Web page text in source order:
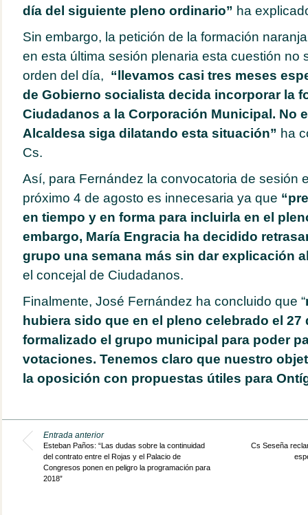
día del siguiente pleno ordinario” ha
Sin embargo, la petición de la formación
en esta última sesión plenaria esta cuestión no
orden del día, “llevamos casi tres meses
de Gobierno socialista decida incorporar la
Ciudadanos a la Corporación Municipal. No
Alcaldesa siga dilatando esta situación” ha
Cs.
Así, para Fernández la convocatoria de sesión
próximo 4 de agosto es innecesaria ya que
en tiempo y en forma para incluirla en el
embargo, María Engracia ha decidido
grupo una semana más sin dar explicación
el concejal de Ciudadanos.
Finalmente, José Fernández ha concluido que “
hubiera sido que en el pleno celebrado el 27
formalizado el grupo municipal para poder
votaciones. Tenemos claro que nuestro
la oposición con propuestas útiles para
Entrada anterior
Esteban Paños: “Las dudas sobre la continuidad
del contrato entre el Rojas y el Palacio de
Congresos ponen en peligro la programación para
2018”
Cs Seseña